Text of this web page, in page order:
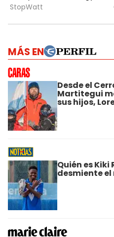
MÁS EN
Desde el
Martitegui
sus hijos,
Quién es
desmiente